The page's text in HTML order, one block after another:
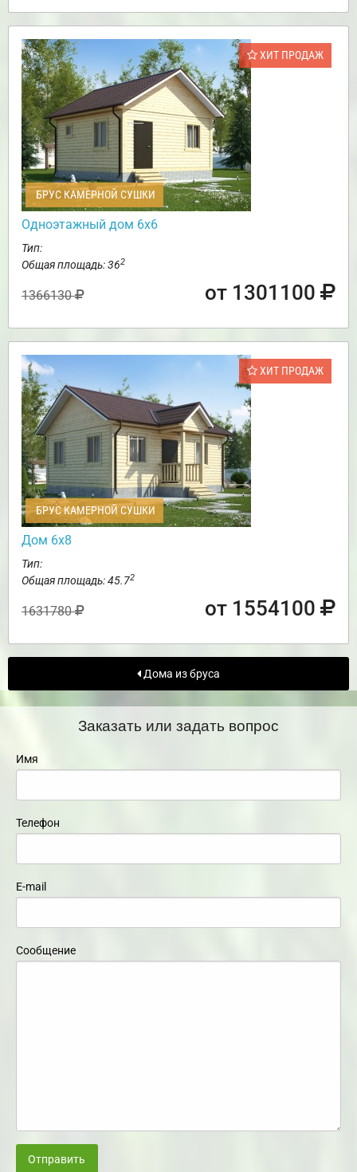
ХИТ ПРОДАЖ
БРУС КАМЕРНОЙ СУШКИ
Одноэтажный дом 6х6
Тип:
Общая площадь: 362
1366130 от 1301100
ХИТ ПРОДАЖ
БРУС КАМЕРНОЙ СУШКИ
Дом 6х8
Тип:
Общая площадь: 45.72
1631780 от 1554100
Дома из бруса
Заказать или задать вопрос
Имя
Телефон
E-mail
Сообщение
Отправить